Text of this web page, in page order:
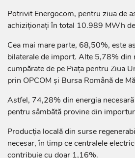
Potrivit Energocom, pentru ziua de
achiziționați în total 10.989 MWh
Cea mai mare parte, 68,50%, este
bilaterale de import. Alte 5,78% din
cumpărate de pe Piața pentru Ziua
prin OPCOM și Bursa Română de
Astfel, 74,28% din energia
pentru sâmbătă provine din
Producția locală din surse
necesar, în timp ce centralele
contribuie cu doar 1,16%.